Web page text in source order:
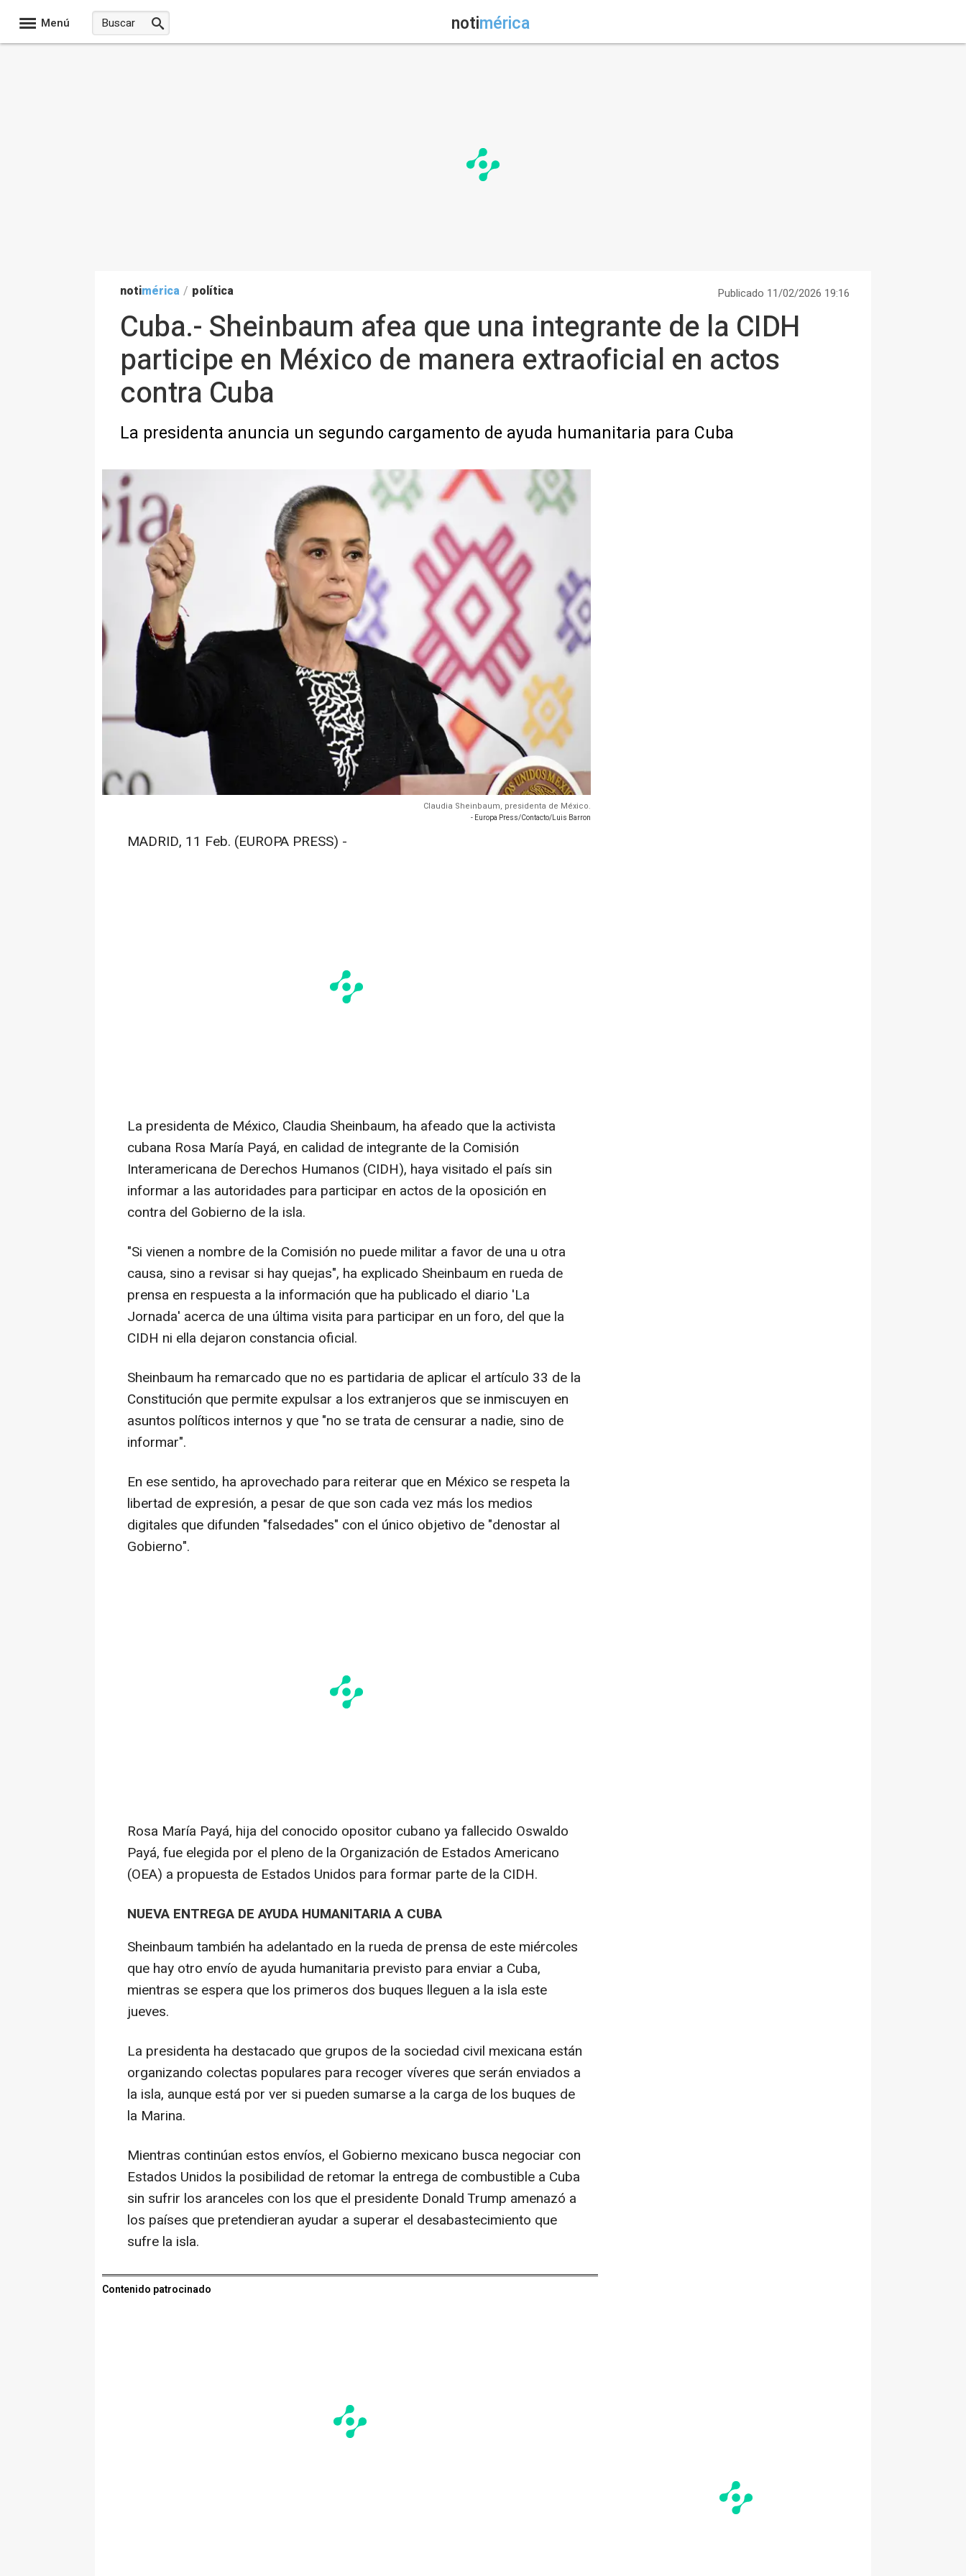
Menú notimérica
notimérica / política Publicado 11/02/2026 19:16
Cuba.- Sheinbaum afea que una integrante de la CIDH
participe en México de manera extraoficial en actos
contra Cuba
La presidenta anuncia un segundo cargamento de ayuda humanitaria para Cuba
Claudia Sheinbaum, presidenta de México.
- Europa Press/Contacto/Luis Barron
MADRID, 11 Feb. (EUROPA PRESS) -
La presidenta de México, Claudia Sheinbaum, ha afeado que la activista
cubana Rosa María Payá, en calidad de integrante de la Comisión
Interamericana de Derechos Humanos (CIDH), haya visitado el país sin
informar a las autoridades para participar en actos de la oposición en
contra del Gobierno de la isla.
"Si vienen a nombre de la Comisión no puede militar a favor de una u otra
causa, sino a revisar si hay quejas", ha explicado Sheinbaum en rueda de
prensa en respuesta a la información que ha publicado el diario 'La
Jornada' acerca de una última visita para participar en un foro, del que la
CIDH ni ella dejaron constancia oficial.
Sheinbaum ha remarcado que no es partidaria de aplicar el artículo 33 de la
Constitución que permite expulsar a los extranjeros que se inmiscuyen en
asuntos políticos internos y que "no se trata de censurar a nadie, sino de
informar".
En ese sentido, ha aprovechado para reiterar que en México se respeta la
libertad de expresión, a pesar de que son cada vez más los medios
digitales que difunden "falsedades" con el único objetivo de "denostar al
Gobierno".
Rosa María Payá, hija del conocido opositor cubano ya fallecido Oswaldo
Payá, fue elegida por el pleno de la Organización de Estados Americano
(OEA) a propuesta de Estados Unidos para formar parte de la CIDH.
NUEVA ENTREGA DE AYUDA HUMANITARIA A CUBA
Sheinbaum también ha adelantado en la rueda de prensa de este miércoles
que hay otro envío de ayuda humanitaria previsto para enviar a Cuba,
mientras se espera que los primeros dos buques lleguen a la isla este
jueves.
La presidenta ha destacado que grupos de la sociedad civil mexicana están
organizando colectas populares para recoger víveres que serán enviados a
la isla, aunque está por ver si pueden sumarse a la carga de los buques de
la Marina.
Mientras continúan estos envíos, el Gobierno mexicano busca negociar con
Estados Unidos la posibilidad de retomar la entrega de combustible a Cuba
sin sufrir los aranceles con los que el presidente Donald Trump amenazó a
los países que pretendieran ayudar a superar el desabastecimiento que
sufre la isla.
Contenido patrocinado